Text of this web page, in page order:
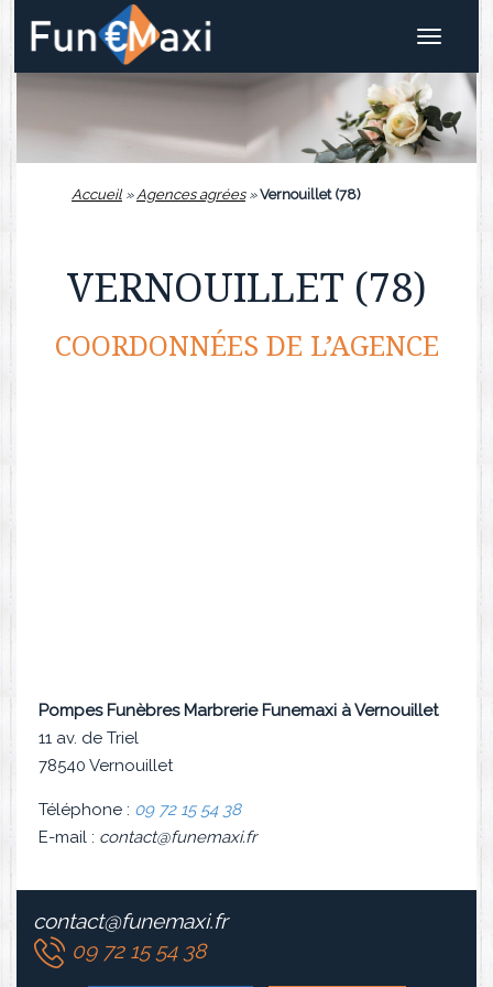
Toggle
Accueil»Agences agrées»Vernouillet (78)
VERNOUILLET (78)
COORDONNÉES DE L’AGENCE
Pompes Funèbres Marbrerie Funemaxi à Vernouillet
11 av. de Triel
78540 Vernouillet
Téléphone : 09 72 15 54 38
E-mail : contact@funemaxi.fr
contact@funemaxi.fr
09 72 15 54 38